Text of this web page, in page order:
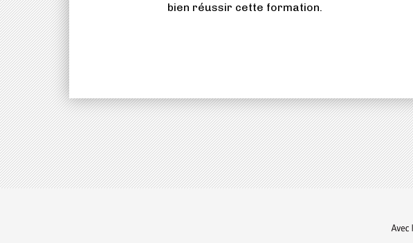
bien réussir cette formation.